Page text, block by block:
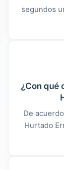
segundos
¿Con qué
De
Hurtado